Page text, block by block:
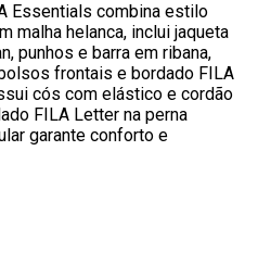
Essentials combina estilo
malha helanca, inclui jaqueta
punhos e barra em ribana,
frontais e bordado FILA
cós com elástico e cordão
FILA Letter na perna
garante conforto e